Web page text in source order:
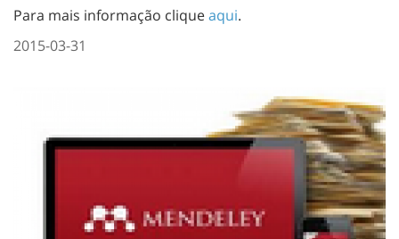
Para mais informação cliqueaqui.
2015-03-31